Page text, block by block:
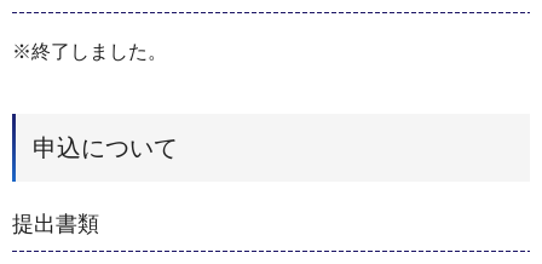
※終了しました。
申込について
提出書類